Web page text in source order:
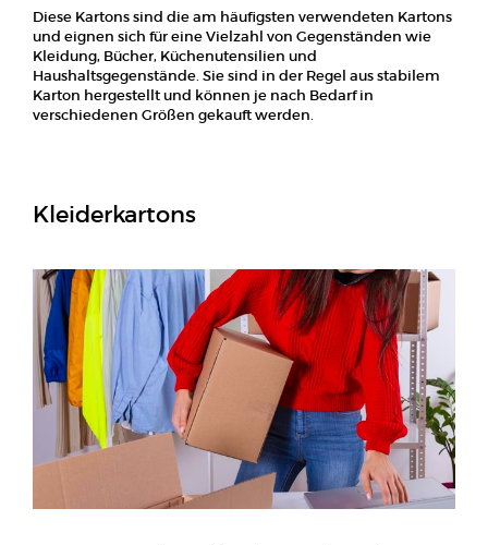
Diese Kartons sind die am häufigsten verwendeten Kartons
und eignen sich für eine Vielzahl von Gegenständen wie
Kleidung, Bücher, Küchenutensilien und
Haushaltsgegenstände. Sie sind in der Regel aus stabilem
Karton hergestellt und können je nach Bedarf in
verschiedenen Größen gekauft werden.
Kleiderkartons